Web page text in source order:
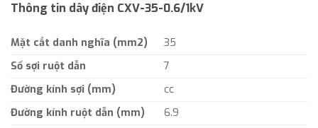
Thông tin dây điện CXV-35-0.6/1kV
Mặt cắt danh nghĩa (mm2)
35
Số sợi ruột dẫn
7
Đường kính sợi (mm)
cc
Đường kính ruột dẫn (mm)
6.9